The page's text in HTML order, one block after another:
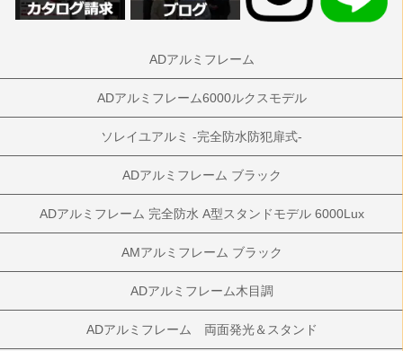
ADアルミフレーム
ADアルミフレーム6000ルクスモデル
ソレイユアルミ -完全防水防犯扉式-
ADアルミフレーム ブラック
ADアルミフレーム 完全防水 A型スタンドモデル 6000Lux
AMアルミフレーム ブラック
ADアルミフレーム木目調
ADアルミフレーム 両面発光＆スタンド